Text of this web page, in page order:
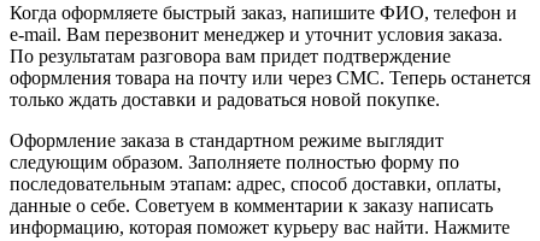
Когда оформляете быстрый заказ, напишите ФИО, телефон и
e-mail. Вам перезвонит менеджер и уточнит условия заказа.
По результатам разговора вам придет подтверждение
оформления товара на почту или через СМС. Теперь останется
только ждать доставки и радоваться новой покупке.
Оформление заказа в стандартном режиме выглядит
следующим образом. Заполняете полностью форму по
последовательным этапам: адрес, способ доставки, оплаты,
данные о себе. Советуем в комментарии к заказу написать
информацию, которая поможет курьеру вас найти. Нажмите